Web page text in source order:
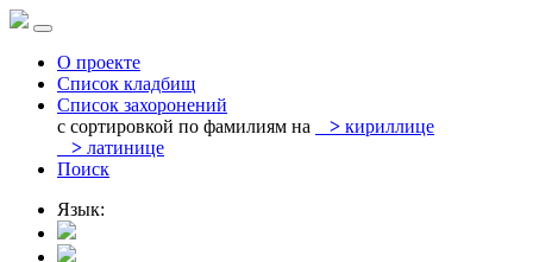
О проекте
Список кладбищ
Список захоронений
с сортировкой по фамилиям на
> кириллице
> латинице
Поиск
Язык: